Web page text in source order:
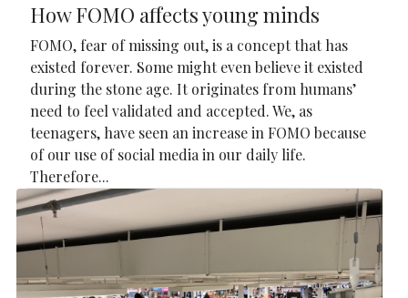
How FOMO affects young minds
FOMO, fear of missing out, is a concept that has
existed forever. Some might even believe it existed
during the stone age. It originates from humans’
need to feel validated and accepted. We, as
teenagers, have seen an increase in FOMO because
of our use of social media in our daily life.
Therefore...